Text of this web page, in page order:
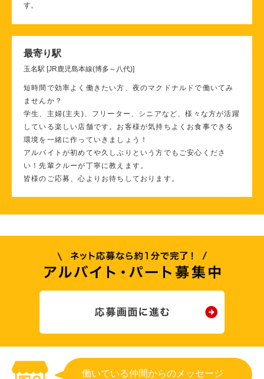
す。
最寄り駅
玉名駅 [JR鹿児島本線(博多～八代)]
短時間で効率よく働きたい方、夜のマクドナルドで働いてみ
ませんか？
学生、主婦(主夫)、フリーター、シニアなど、様々な方が活躍
している楽しい店舗です。お客様が気持ちよくお食事できる
環境を一緒に作っていきましょう！
アルバイトが初めてや久しぶりという方でもご安心くださ
い！先輩クルーが丁寧に教えます。
皆様のご応募、心よりお待ちしております。
働いている仲間からのメッセージ